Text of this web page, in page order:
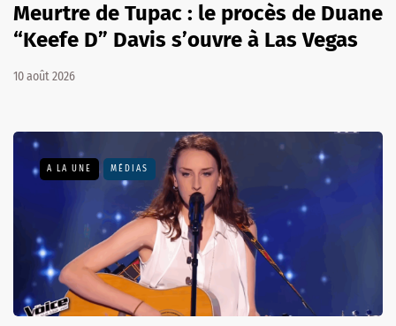
Meurtre de Tupac : le procès de Duane
“Keefe D” Davis s’ouvre à Las Vegas
10 août 2026
A LA UNE MÉDIAS